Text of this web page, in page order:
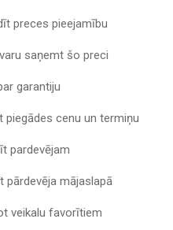
preces pieejamību
saņemt šo preci
garantiju
piegādes cenu un termiņu
pardevējam
pārdevēja mājaslapā
veikalu favorītiem